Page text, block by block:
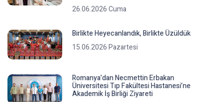
26.06.2026 Cuma
Birlikte Heyecanlandık, Birlikte Üzüldük
15.06.2026 Pazartesi
Romanya’dan Necmettin Erbakan
Üniversitesi Tıp Fakültesi Hastanesi’ne
Akademik İş Birliği Ziyareti